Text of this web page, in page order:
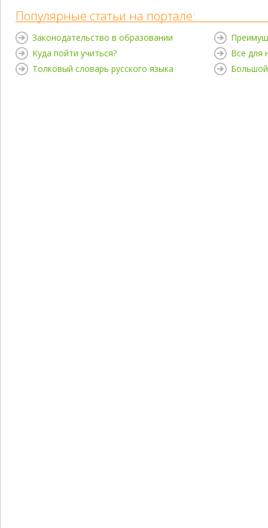
Популярные статьи на портале:
Законодательство в образовании
Куда пойти учиться?
Толковый словарь русского языка
Все для
Большой